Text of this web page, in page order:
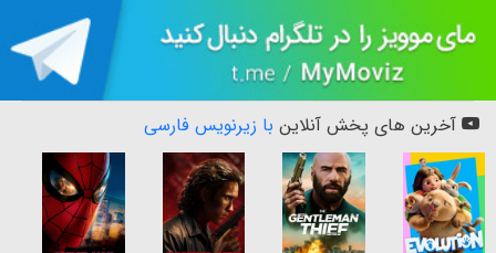
آخرین های پخش آنلاین با زیرنویس فارسی